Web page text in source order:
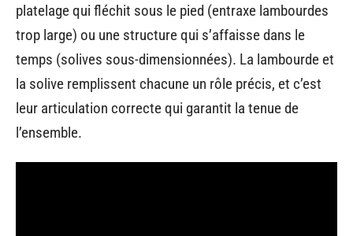
platelage qui fléchit sous le pied (entraxe lambourdes
trop large) ou une structure qui s’affaisse dans le
temps (solives sous-dimensionnées). La lambourde et
la solive remplissent chacune un rôle précis, et c’est
leur articulation correcte qui garantit la tenue de
l’ensemble.